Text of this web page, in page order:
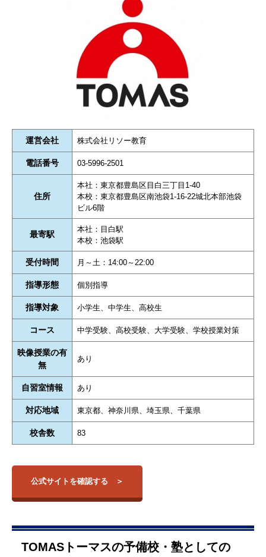
運営会社 株式会社リソー教育
電話番号 03-5996-2501
住所
本社：東京都豊島区目白三丁目1-40
本校：東京都豊島区南池袋1-16-22城北本部池袋
ビル6階
最寄駅
本社：目白駅
本校：池袋駅
受付時間 月～土：14:00～22:00
指導形態 個別指導
指導対象 小学生、中学生、高校生
コース 中学受験、高校受験、大学受験、学校授業対策
映像授業の有
無
あり
自習室情報 あり
対応地域 東京都、神奈川県、埼玉県、千葉県
校舎数 83
公式サイトを確認する
TOMASトーマスの予備校・塾としての